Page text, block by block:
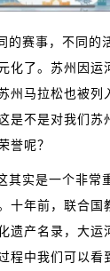
的赛事，不同的
化了。苏州因运
州马拉松也被列
是不是对我们苏
誉呢？
其实是一个非常
十年前，联合国
遗产名录，大运
程中我们可以看